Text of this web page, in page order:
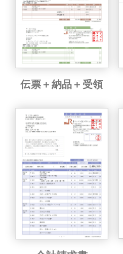
伝票＋納品＋受領